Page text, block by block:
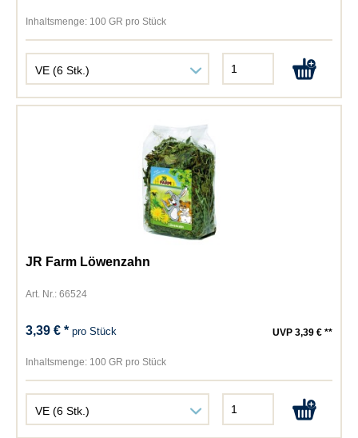
Inhaltsmenge: 100 GR pro Stück
JR Farm Löwenzahn
Art. Nr.: 66524
3,39 € *pro Stück UVP 3,39 € **
Inhaltsmenge: 100 GR pro Stück